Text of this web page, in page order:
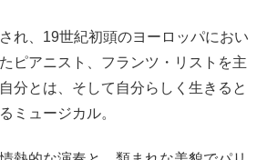
れ、19世紀初頭のヨーロッパにおい
ピアニスト、フランツ・リストを主
分とは、そして自分らしく生きると
ミュージカル。